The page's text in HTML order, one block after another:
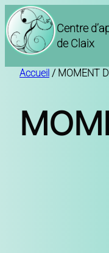
Aller
au
contenu
Centre
de Claix
Accueil / MOMENT